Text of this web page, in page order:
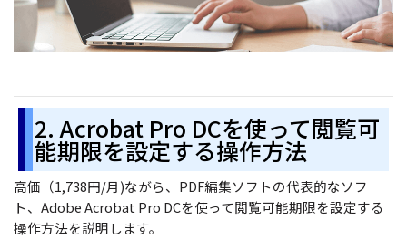
2. Acrobat Pro DCを使って閲覧可
能期限を設定する操作方法
高価（1,738円/月)ながら、PDF編集ソフトの代表的なソフ
ト、Adobe Acrobat Pro DCを使って閲覧可能期限を設定する
操作方法を説明します。